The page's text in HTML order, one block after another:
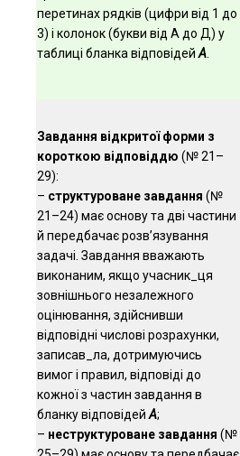
перетинах рядків (цифри від 1 до
3) і колонок (букви від А до Д) у
таблиці бланка відповідейА.
Завдання відкритої форми з
короткою відповіддю (№ 21–
29):
– структуроване завдання (№
21–24) має основу та дві частини
й передбачає розв’язування
задачі. Завдання вважають
виконаним, якщо учасник_ця
зовнішнього незалежного
оцінювання, здійснивши
відповідні числові розрахунки,
записав_ла, дотримуючись
вимог і правил, відповіді до
кожної з частин завдання в
бланку відповідейА;
– неструктуроване завдання (№